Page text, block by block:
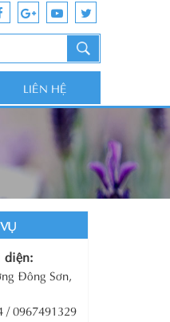
LIÊN HỆ
diện:
Đông Sơn,
/ 0967491329